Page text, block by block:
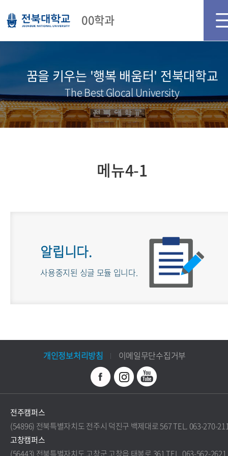
00학과
꿈을 키우는 '행복 배움터' 전북대학교
The Best Glocal University
메뉴4-1
알립니다.
사용중지된 싱글 모듈 입니다.
개인정보처리방침 이메일무단수집거부
전주캠퍼스
(54896) 전북특별자치도 전주시 덕진구 백제대로 567 TEL. 063-270-
고창캠퍼스
(56443) 전북특별자치도 고창군 고창읍 태봉로 361 TEL. 063-562-2621